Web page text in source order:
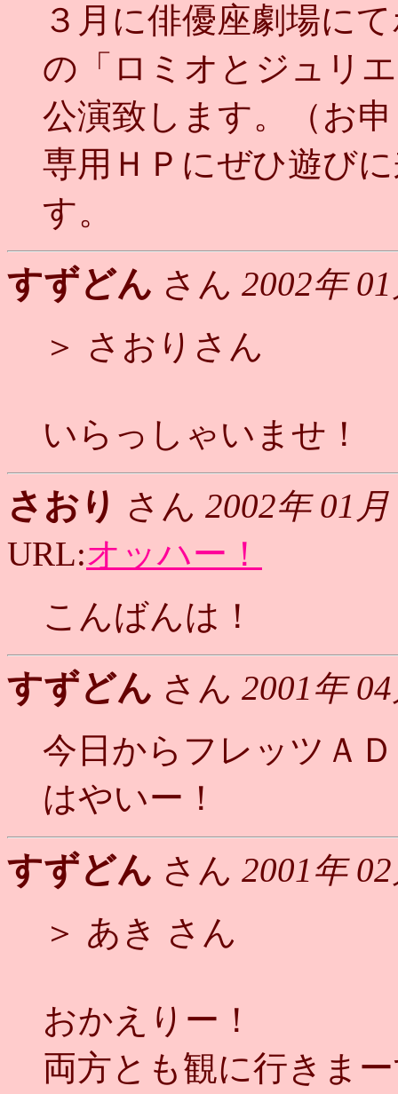
３月に俳優座劇場に
の「ロミオとジュリ
公演致します。（お
専用ＨＰにぜひ遊び
す。
すずどん さん 2002年
＞ さおりさん
いらっしゃいませ！
さおり さん 2002年 01
URL:オッハー！
こんばんは！
すずどん さん 2001年
今日からフレッツＡ
はやいー！
すずどん さん 2001年
＞ あき さん
おかえりー！
両方とも観に行きま